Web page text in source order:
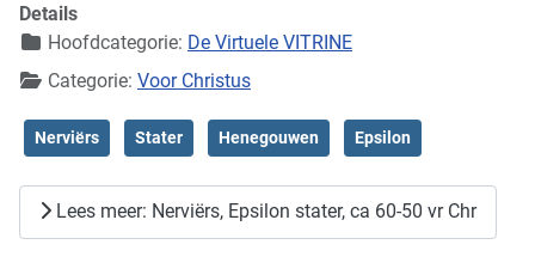
Details
Hoofdcategorie: De Virtuele VITRINE
Categorie: Voor Christus
Nerviërs Stater Henegouwen Epsilon
Lees meer: Nerviërs, Epsilon stater, ca 60-50 vr Chr